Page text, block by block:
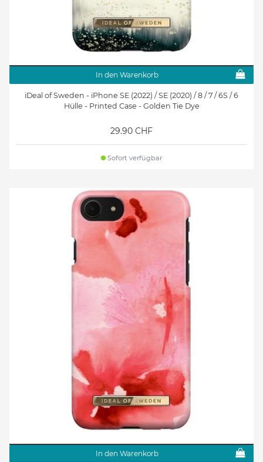
In den Warenkorb
iDeal of Sweden - iPhone SE (2022) / SE (2020) / 8 / 7 / 6S / 6
Hülle - Printed Case - Golden Tie Dye
29.90 CHF
Sofort verfügbar
In den Warenkorb